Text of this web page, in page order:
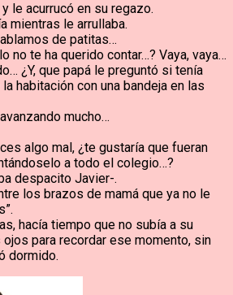
le acurrucó en su regazo.
mientras le arrullaba.
de patitas…
no te ha querido contar…? Vaya, vaya…
¿Y, que papá le preguntó si tenía
habitación con una bandeja en las
mucho…
algo mal, ¿te gustaría que fueran
a todo el colegio…?
despacito Javier-.
los brazos de mamá que ya no le
hacía tiempo que no subía a su
para recordar ese momento, sin
dormido.